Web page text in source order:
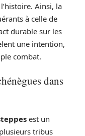
Ainsi, la
à celle de
durable sur les
une intention,
combat.
dans
est un
tribus